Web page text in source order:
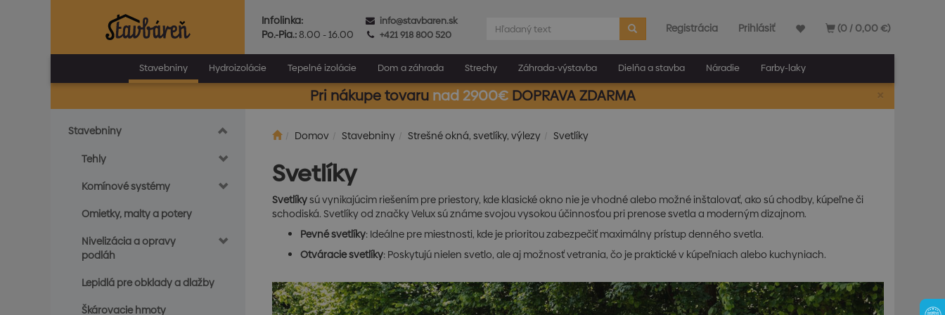
Pri nákupe tovaru nad 2900€DOPRAVA ZDARMA
Infolinka:
Po.-Pia.:8.00 - 16.00
info@stavbaren.sk
+421 918 800 520
(0 / 0,00 €)
Registrácia Prihlásiť
Stavebniny Hydroizolácie Tepelné izolácie Dom a záhrada Strechy Záhrada-výstavba Dielňa a stavba Náradie Farby-laky
Stavebniny
Tehly
Komínové systémy
Omietky, malty a potery
Nivelizácia a opravy
podláh
Lepidlá pre obklady a dlažby
Škárovacie hmoty
Domov Stavebniny Strešné okná, svetlíky, výlezy Svetlíky
Svetlíky
Svetlíkysú vynikajúcim riešením pre priestory, kde klasické okno nie je vhodné alebo možné inštalovať, ako sú chodby, kúpeľne či
schodiská. Svetlíky od značky Velux sú známe svojou vysokou účinnosťou pri prenose svetla a moderným dizajnom.
Pevné svetlíky: Ideálne pre miestnosti, kde je prioritou zabezpečiť maximálny prístup denného svetla.
Otváracie svetlíky: Poskytujú nielen svetlo, ale aj možnosť vetrania, čo je praktické v kúpeľniach alebo kuchyniach.